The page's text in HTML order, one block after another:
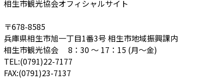
相生市観光協会オフィシャルサイト
〒678-8585
兵庫県相生市旭一丁目1番3号 相生市地域振興課内
相生市観光協会 8：30 ～ 17：15 (月～金)
TEL:(0791)22-7177
FAX:(0791)23-7137